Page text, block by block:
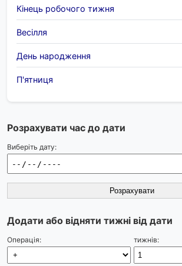
Кінець робочого тижня
Весілля
День народження
П'ятниця
Розрахувати час до дати
Виберіть дату:
Розрахувати
Додати або відняти тижні від дати
Операція: тижнів: